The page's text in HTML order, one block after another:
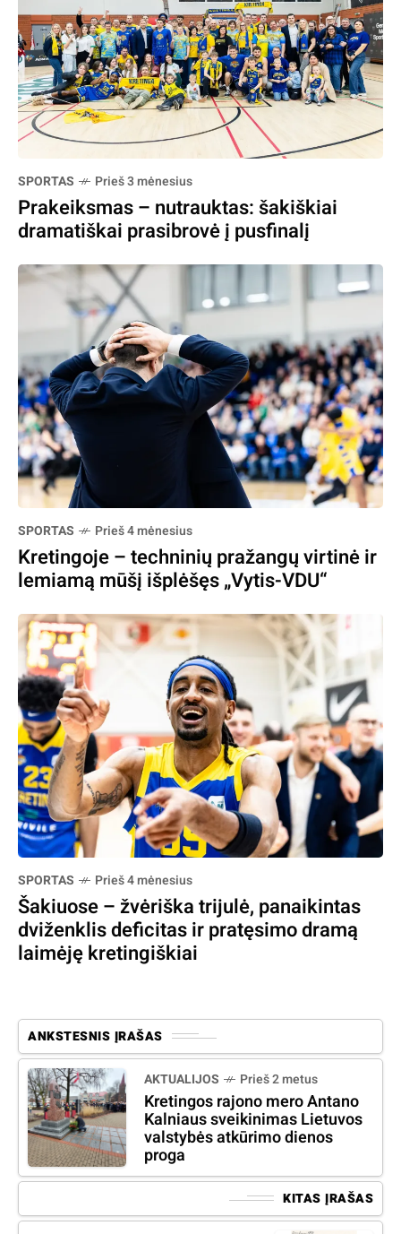
SPORTAS Prieš 3 mėnesius
Prakeiksmas – nutrauktas: šakiškiai
dramatiškai prasibrovė į pusfinalį
SPORTAS Prieš 4 mėnesius
Kretingoje – techninių pražangų virtinė ir
lemiamą mūšį išplėšęs „Vytis-VDU“
SPORTAS Prieš 4 mėnesius
Šakiuose – žvėriška trijulė, panaikintas
dviženklis deficitas ir pratęsimo dramą
laimėję kretingiškiai
ANKSTESNIS ĮRAŠAS
AKTUALIJOS Prieš 2 metus
Kretingos rajono mero Antano
Kalniaus sveikinimas Lietuvos
valstybės atkūrimo dienos
proga
KITAS ĮRAŠAS